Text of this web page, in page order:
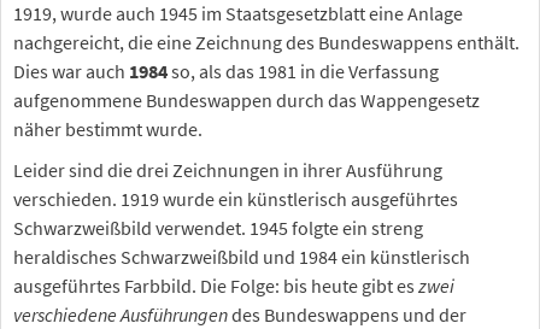
1919, wurde auch 1945 im Staatsgesetzblatt eine Anlage
nachgereicht, die eine Zeichnung des Bundeswappens enthält.
Dies war auch 1984so, als das 1981 in die Verfassung
aufgenommene Bundeswappen durch das Wappengesetz
näher bestimmt wurde.
Leider sind die drei Zeichnungen in ihrer Ausführung
verschieden. 1919 wurde ein künstlerisch ausgeführtes
Schwarzweißbild verwendet. 1945 folgte ein streng
heraldisches Schwarzweißbild und 1984 ein künstlerisch
ausgeführtes Farbbild. Die Folge: bis heute gibt es zwei
verschiedene Ausführungendes Bundeswappens und der